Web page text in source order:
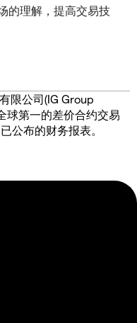
的理解，提高交易技
限公司(IG Group
球第一的差价合约交易
公布的财务报表。